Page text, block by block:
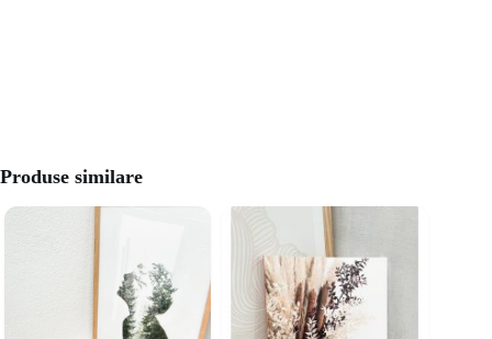
Produse similare